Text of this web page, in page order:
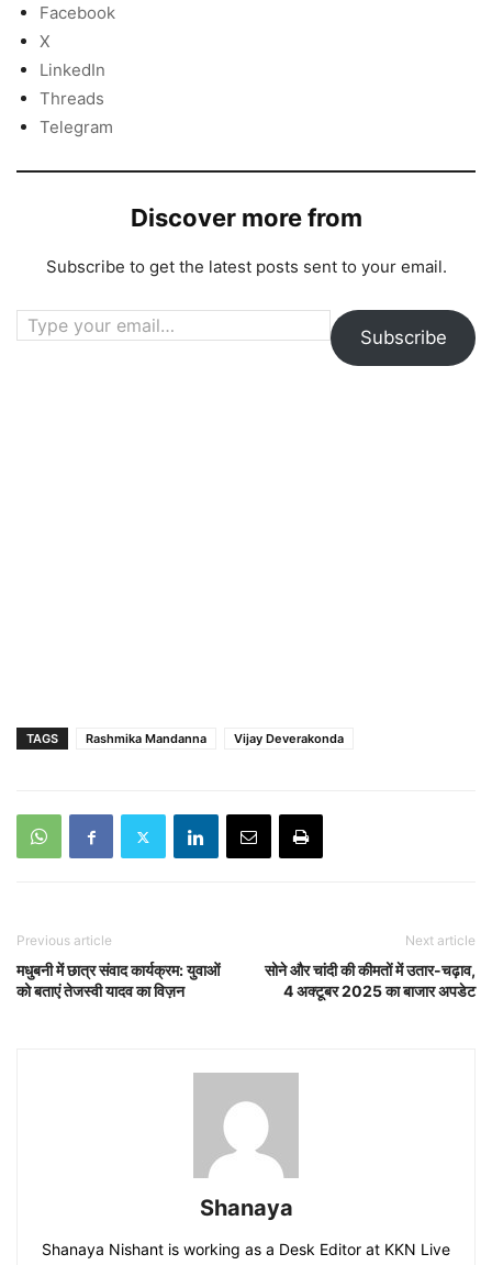
Facebook
X
LinkedIn
Threads
Telegram
Discover more from
Subscribe to get the latest posts sent to your email.
Type your email…
Subscribe
TAGS Rashmika Mandanna Vijay Deverakonda
Previous article
मधुबनी में छात्र संवाद कार्यक्रम: युवाओं
को बताएं तेजस्वी यादव का विज़न
Next article
सोने और चांदी की कीमतों में उतार-चढ़ाव,
4 अक्टूबर 2025 का बाजार अपडेट
Shanaya
Shanaya Nishant is working as a Desk Editor at KKN Live